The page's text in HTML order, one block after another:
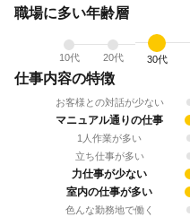
職場に多い年齢層
10代 20代 30代
仕事内容の特徴
お客様との対話が少ない
マニュアル通りの仕事
1人作業が多い
立ち仕事が多い
力仕事が少ない
室内の仕事が多い
色んな勤務地で働く